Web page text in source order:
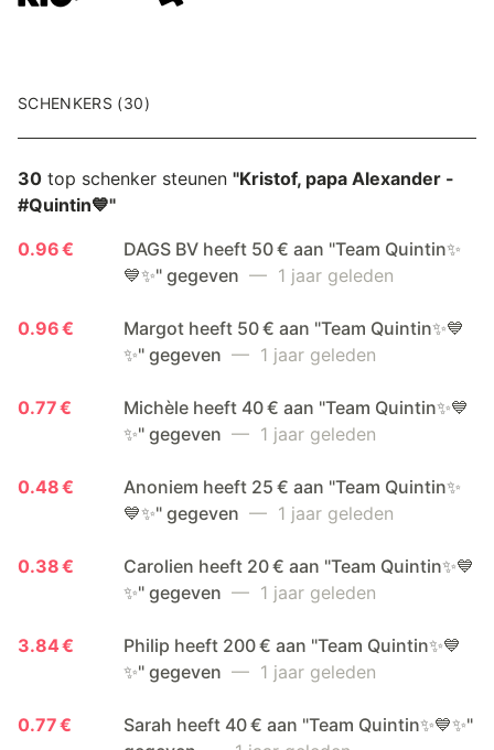
SCHENKERS (30)
30 top schenker steunen "Kristof, papa Alexander -
#Quintin💙"
0.96 €
DAGS BV heeft 50 € aan "Team Quintin✨
💙✨" gegeven — 1 jaar geleden
0.96 €
Margot heeft 50 € aan "Team Quintin✨💙
✨" gegeven — 1 jaar geleden
0.77 €
Michèle heeft 40 € aan "Team Quintin✨💙
✨" gegeven — 1 jaar geleden
0.48 €
Anoniem heeft 25 € aan "Team Quintin✨
💙✨" gegeven — 1 jaar geleden
0.38 €
Carolien heeft 20 € aan "Team Quintin✨💙
✨" gegeven — 1 jaar geleden
3.84 €
Philip heeft 200 € aan "Team Quintin✨💙
✨" gegeven — 1 jaar geleden
0.77 €
Sarah heeft 40 € aan "Team Quintin✨💙✨"